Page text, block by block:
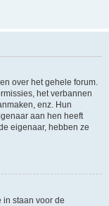
over het gehele forum.
het verbannen
enz. Hun
aan hen heeft
eigenaar, hebben ze
in staan voor de